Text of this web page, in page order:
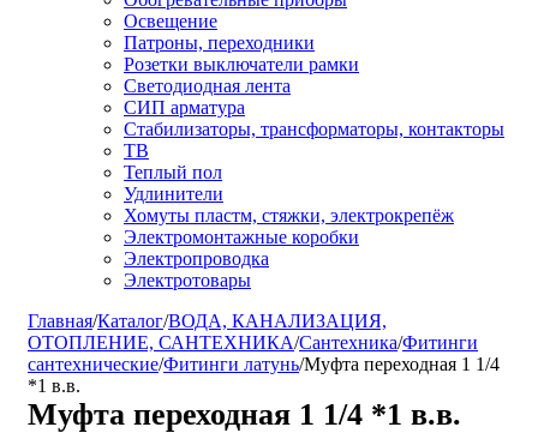
Освещение
Патроны, переходники
Розетки выключатели рамки
Светодиодная лента
СИП арматура
Стабилизаторы, трансформаторы, контакторы
ТВ
Теплый пол
Удлинители
Хомуты пластм, стяжки, электрокрепёж
Электромонтажные коробки
Электропроводка
Электротовары
Главная/Каталог/ВОДА, КАНАЛИЗАЦИЯ,
ОТОПЛЕНИЕ, САНТЕХНИКА/Сантехника/Фитинги
сантехнические/Фитинги латунь/Муфта переходная 1 1/4
*1 в.в.
Муфта переходная 1 1/4 *1 в.в.